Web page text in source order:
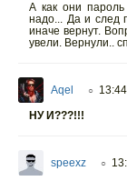
А как они
надо... Да и след
иначе вернут.
увели. Вернули..
Aqel ○
НУ И???!!!
speexz ○